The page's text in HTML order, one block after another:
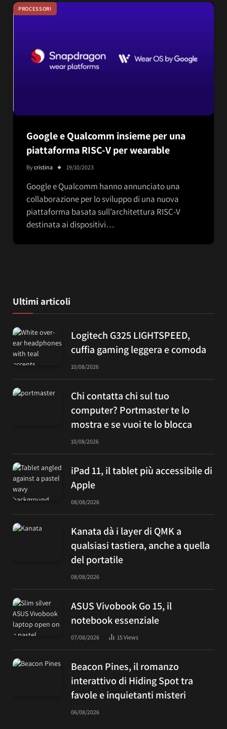
PROCESSORI
Google e Qualcomm insieme per una
piattaforma RISC-V per wearable
Bycristina 19/10/2023
Google e Qualcomm hanno annunciato una
collaborazione per lo sviluppo di una nuova
piattaforma basata sull’architettura RISC-V
destinata ai dispositivi…
Ultimi articoli
Logitech G325 LIGHTSPEED,
cuffia gaming leggera e comoda
10/08/2026
Chi contatta chi sul tuo
computer? Portmaster te lo
mostra e se vuoi te lo blocca
10/08/2026
iPad 11, il tablet più accessibile di
Apple
08/08/2026
Kanata dà i layer di QMK a
qualsiasi tastiera, anche a quella
del portatile
08/08/2026
ASUS Vivobook Go 15, il
notebook essenziale
07/08/2026 15Views
Beacon Pines, il romanzo
interattivo di Hiding Spot tra
favole e inquietanti misteri
06/08/2026